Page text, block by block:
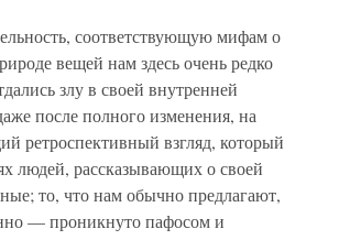
соответствующую мифам о
вещей нам здесь очень редко
злу в своей внутренней
после полного изменения, на
ретроспективный взгляд, который
людей, рассказывающих о своей
то, что нам обычно предлагают,
— проникнуто пафосом и